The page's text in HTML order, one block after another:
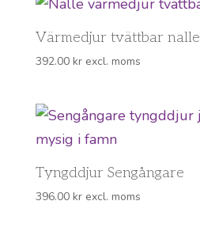
Värmedjur tvättbar nalle
392.00 krexcl. moms
Tyngddjur Sengångare
396.00 krexcl. moms